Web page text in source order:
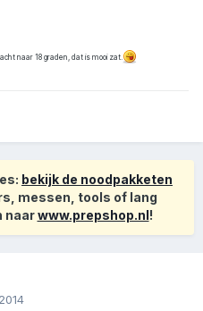
naar 18 graden, dat is mooi zat.
bekijk de noodpakketen
messen, tools of lang
naarwww.prepshop.nl!